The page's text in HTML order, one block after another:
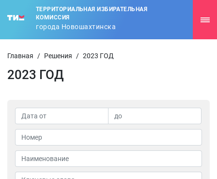
ТЕРРИТОРИАЛЬНАЯ ИЗБИРАТЕЛЬНАЯ
КОМИССИЯ
города Новошахтинска
Главная / Решения / 2023 ГОД
2023 ГОД